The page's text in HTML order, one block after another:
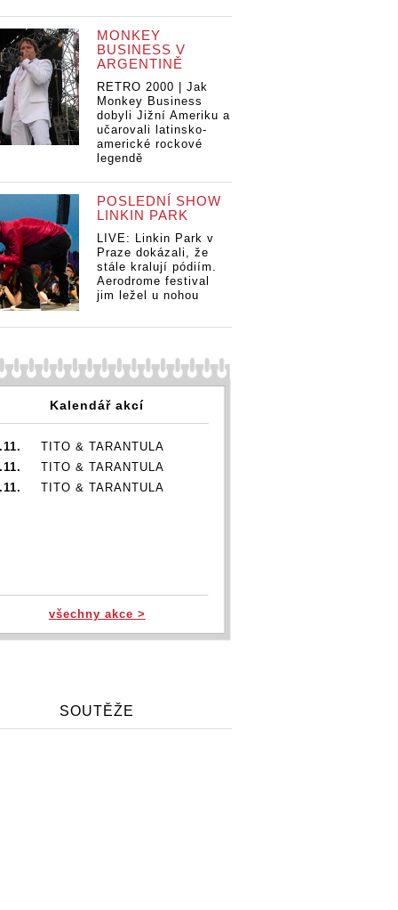
MONKEY
BUSINESS V
ARGENTINĚ
RETRO 2000 | Jak
Monkey Business
dobyli Jižní Ameriku a
učarovali latinsko-
americké rockové
legendě
POSLEDNÍ SHOW
LINKIN PARK
LIVE: Linkin Park v
Praze dokázali, že
stále kralují pódiím.
Aerodrome festival
jim ležel u nohou
Kalendář akcí
TITO & TARANTULA
TITO & TARANTULA
TITO & TARANTULA
všechny akce >
SOUTĚŽE